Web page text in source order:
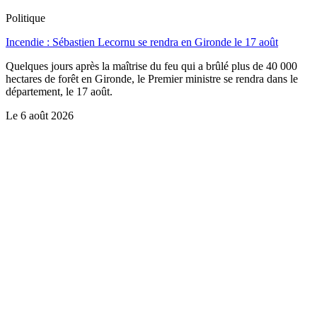
Politique
Incendie : Sébastien Lecornu se rendra en Gironde le 17 août
Quelques jours après la maîtrise du feu qui a brûlé plus de 40 000
hectares de forêt en Gironde, le Premier ministre se rendra dans le
département, le 17 août.
Le 6 août 2026